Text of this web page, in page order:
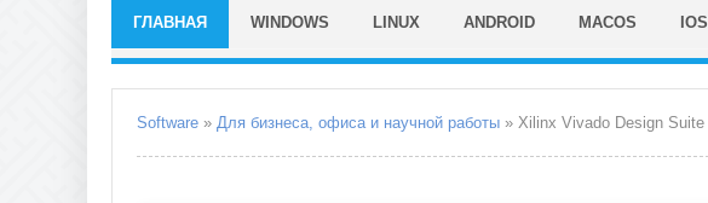
ГЛАВНАЯ WINDOWS LINUX ANDROID MACOS IOS
Software » Для бизнеса, офиса и научной работы » Xilinx Vivado Design